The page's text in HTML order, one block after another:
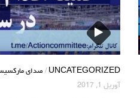
UNCATEGORIZED
/ صدای
آوریل 1, 2017